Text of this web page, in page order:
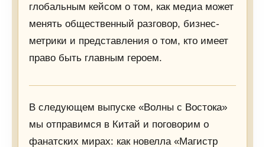
глобальным кейсом о том, как медиа может
менять общественный разговор, бизнес-
метрики и представления о том, кто имеет
право быть главным героем.
В следующем выпуске «Волны с Востока»
мы отправимся в Китай и поговорим о
фанатских мирах: как новелла «Магистр